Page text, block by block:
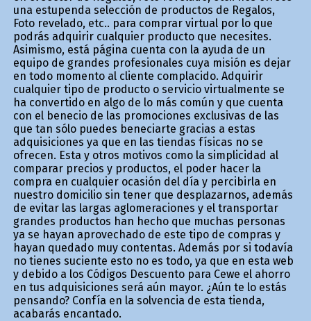
una estupenda selección de productos de Regalos,
Foto revelado, etc.. para comprar virtual por lo que
podrás adquirir cualquier producto que necesites.
Asimismo, está página cuenta con la ayuda de un
equipo de grandes profesionales cuya misión es dejar
en todo momento al cliente complacido. Adquirir
cualquier tipo de producto o servicio virtualmente se
ha convertido en algo de lo más común y que cuenta
con el beneficio de las promociones exclusivas de las
que tan sólo puedes beneficiarte gracias a estas
adquisiciones ya que en las tiendas físicas no se
ofrecen. Esta y otros motivos como la simplicidad al
comparar precios y productos, el poder hacer la
compra en cualquier ocasión del día y percibirla en
nuestro domicilio sin tener que desplazarnos, además
de evitar las largas aglomeraciones y el transportar
grandes productos han hecho que muchas personas
ya se hayan aprovechado de este tipo de compras y
hayan quedado muy contentas. Además por si todavía
no tienes suficiente esto no es todo, ya que en esta web
y debido a los Códigos Descuento para Cewe el ahorro
en tus adquisiciones será aún mayor. ¿Aún te lo estás
pensando? Confía en la solvencia de esta tienda,
acabarás encantado.